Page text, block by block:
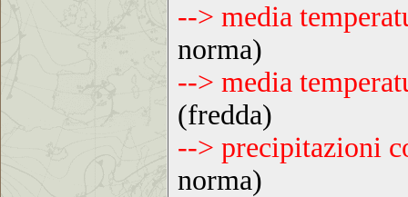
--> media
norma)
--> media
(fredda)
--> precipitazioni
norma)